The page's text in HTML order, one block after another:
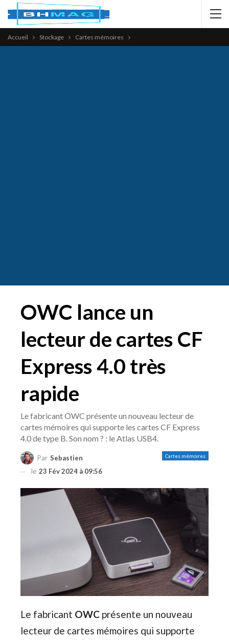
Accueil Stockage Cartes mémoires
OWC lance un
lecteur de cartes CF
Express 4.0 très
rapide
Le fabricant OWC présente un nouveau lecteur de
cartes mémoires qui supporte les cartes CF Express
4.0 de type B. Son nom ? : le Atlas USB4.
Cartes mémoires
Par Sebastien
le 23 Fév 2024 à 09:56
Le fabricant OWC présente un nouveau
lecteur de cartes mémoires qui supporte